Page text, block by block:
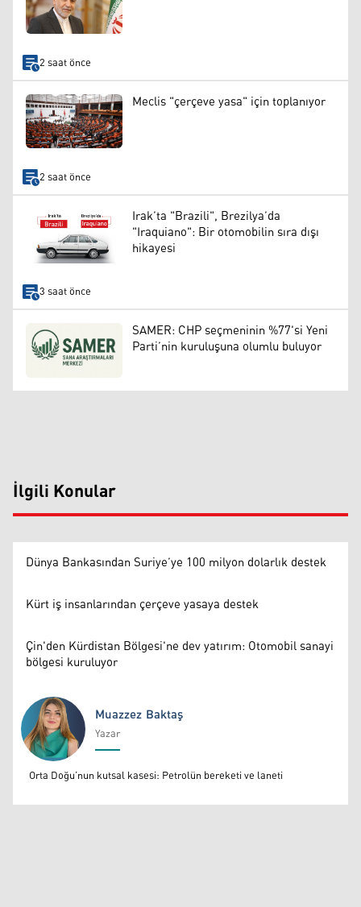
2 saat önce
Meclis "çerçeve yasa" için toplanıyor
2 saat önce
Irak’ta "Brazili", Brezilya’da
"Iraquiano": Bir otomobilin sıra dışı
hikayesi
3 saat önce
SAMER: CHP seçmeninin %77'si Yeni
Parti’nin kuruluşuna olumlu buluyor
İlgili Konular
Dünya Bankasından Suriye’ye 100 milyon dolarlık destek
Kürt iş insanlarından çerçeve yasaya destek
Çin'den Kürdistan Bölgesi'ne dev yatırım: Otomobil sanayi
bölgesi kuruluyor
Muazzez Baktaş
Muazzez Baktaş
Yazar
Orta Doğu’nun kutsal kasesi: Petrolün bereketi ve laneti